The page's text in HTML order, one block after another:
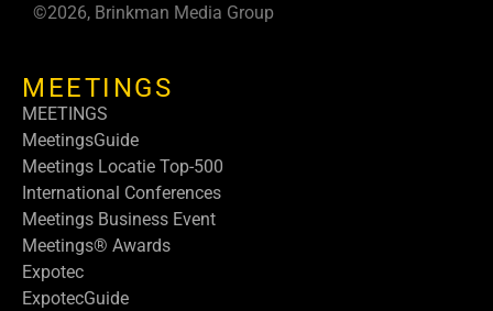
©2026, Brinkman Media Group
MEETINGS
MEETINGS
MeetingsGuide
Meetings Locatie Top-500
International Conferences
Meetings Business Event
Meetings® Awards
Expotec
ExpotecGuide